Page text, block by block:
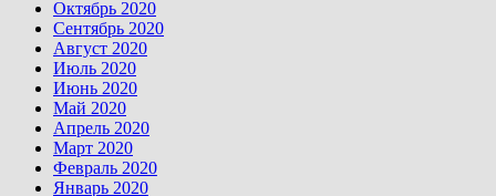
Октябрь 2020
Сентябрь 2020
Август 2020
Июль 2020
Июнь 2020
Май 2020
Апрель 2020
Март 2020
Февраль 2020
Январь 2020